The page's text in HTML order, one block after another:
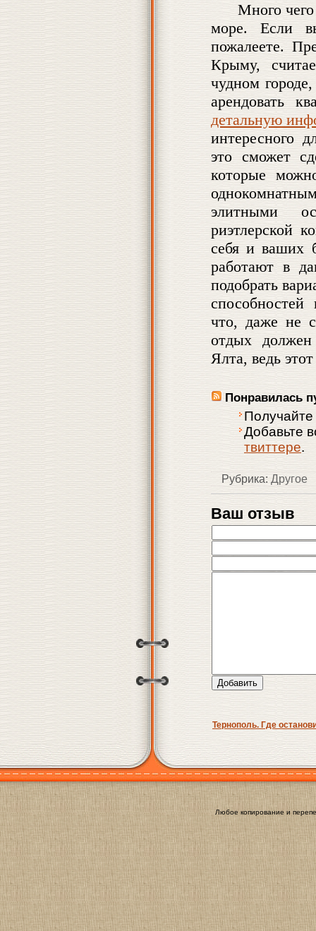
Много
море. Если
пожалеете.
Крыму,
чудном
арендовать
детальную
интересного
это сможет
которые
элитными
риэтлерской
себя и ваших
работают в
подобрать
что, даже не
отдых
Ялта, ведь
Понравилась
Добавьте
твиттере.
Рубрика: Другое
Ваш отзыв
Тернополь. Где
Любое копирование и